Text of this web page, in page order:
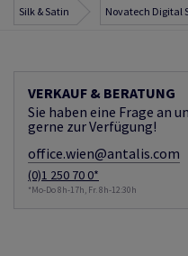
Silk & Satin Novatech Digital
VERKAUF & BERATUNG
Sie haben eine Frage an
gerne zur Verfügung!
office.wien@antalis.com
(0)1 250 70 0*
*Mo-Do 8h-17h, Fr. 8h-12:30h